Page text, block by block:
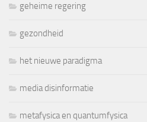
geheime regering
gezondheid
het nieuwe paradigma
media disinformatie
metafysica en quantumfysica